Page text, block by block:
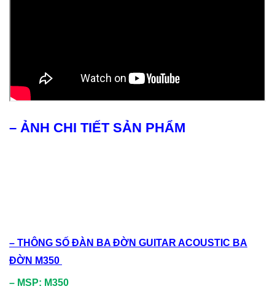
– ẢNH CHI TIẾT SẢN PHẨM
– THÔNG SỐ ĐÀN BA ĐỜN GUITAR ACOUSTIC BA
ĐỜN M350
– MSP: M350